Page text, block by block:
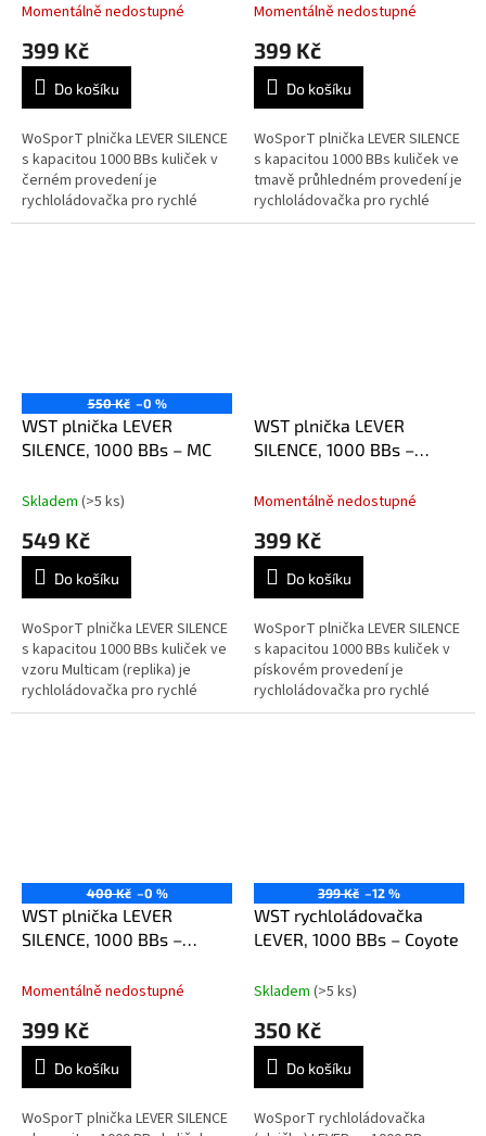
Momentálně nedostupné
399 Kč
Do košíku
WoSporT plnička LEVER SILENCE
s kapacitou 1000 BBs kuliček v
černém provedení je
rychloládovačka pro rychlé
plnění tlačných zásobníků M4 /
Momentálně nedostupné
399 Kč
Do košíku
WoSporT plnička LEVER SILENCE
s kapacitou 1000 BBs kuliček ve
tmavě průhledném provedení je
rychloládovačka pro rychlé
plnění tlačných zásobníků M4 /
550 Kč –0 %
WST plnička LEVER
SILENCE, 1000 BBs – MC
Skladem (>5 ks)
549 Kč
Do košíku
WoSporT plnička LEVER SILENCE
s kapacitou 1000 BBs kuliček ve
vzoru Multicam (replika) je
rychloládovačka pro rychlé
plnění tlačných zásobníků M4 /
WST plnička LEVER
SILENCE, 1000 BBs –
Momentálně nedostupné
399 Kč
Do košíku
WoSporT plnička LEVER SILENCE
s kapacitou 1000 BBs kuliček v
pískovém provedení je
rychloládovačka pro rychlé
plnění tlačných zásobníků M4 /
400 Kč –0 %
WST plnička LEVER
SILENCE, 1000 BBs –
Momentálně nedostupné
399 Kč
Do košíku
WoSporT plnička LEVER SILENCE
399 Kč –12 %
WST rychloládovačka
LEVER, 1000 BBs – Coyote
Skladem (>5 ks)
350 Kč
Do košíku
WoSporT rychloládovačka